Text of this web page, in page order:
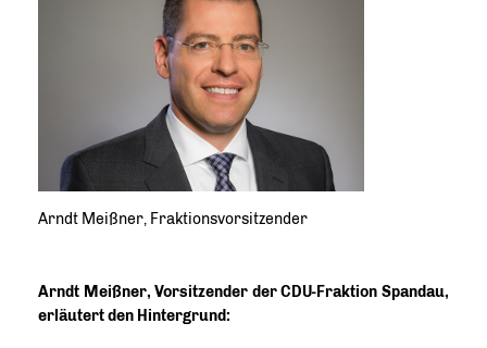
Arndt Meißner, Fraktionsvorsitzender
Arndt Meißner, Vorsitzender der CDU-Fraktion Spandau,
erläutert den Hintergrund: